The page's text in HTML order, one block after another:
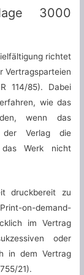
3000
richtet
Vertragsparteien
114/85). Dabei
wie das
wenn das
der Verlag die
Werk nicht
druckbereit zu
on-demand-
im Vertrag
oder
in dem Vertrag
21).